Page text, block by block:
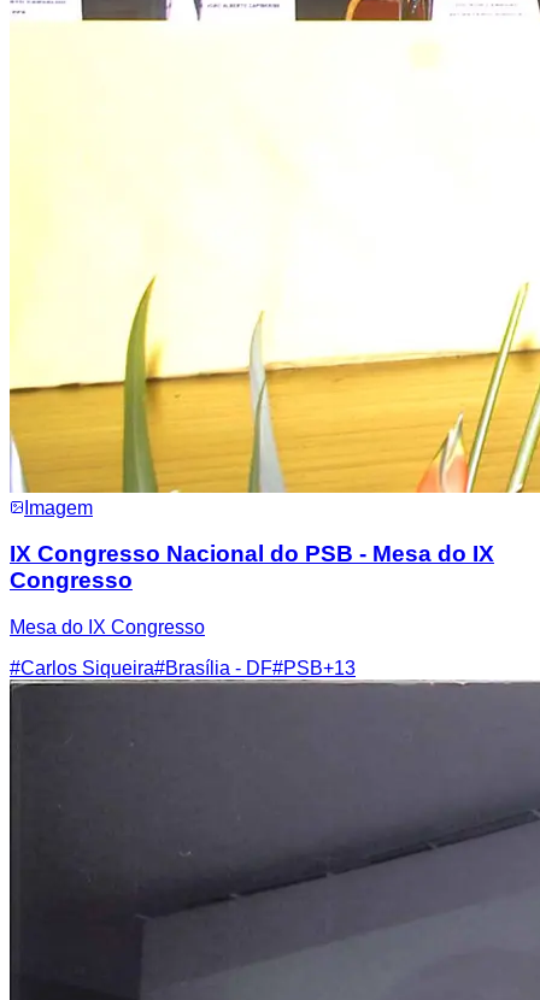
Imagem
IX Congresso Nacional do PSB - Mesa do IX
Congresso
Mesa do IX Congresso
#Carlos Siqueira#Brasília - DF#PSB+13